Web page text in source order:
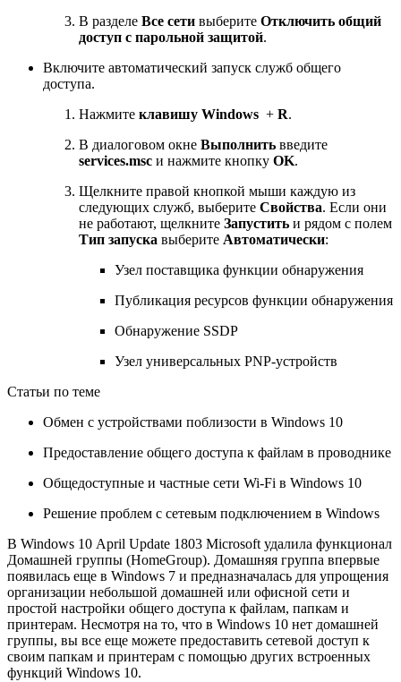
В разделе Все сети выберите Отключить общий
доступ с парольной защитой.
Включите автоматический запуск служб общего
доступа.
Нажмите клавишу Windows + R.
В диалоговом окне Выполнить введите
services.msc и нажмите кнопку OK.
Щелкните правой кнопкой мыши каждую из
следующих служб, выберите Свойства. Если они
не работают, щелкните Запустить и рядом с полем
Тип запуска выберите Автоматически:
Узел поставщика функции обнаружения
Публикация ресурсов функции обнаружения
Обнаружение SSDP
Узел универсальных PNP-устройств
Статьи по теме
Обмен с устройствами поблизости в Windows 10
Предоставление общего доступа к файлам в проводнике
Общедоступные и частные сети Wi-Fi в Windows 10
Решение проблем с сетевым подключением в Windows
В Windows 10 April Update 1803 Microsoft удалила функционал
Домашней группы (HomeGroup). Домашняя группа впервые
появилась еще в Windows 7 и предназначалась для упрощения
организации небольшой домашней или офисной сети и
простой настройки общего доступа к файлам, папкам и
принтерам. Несмотря на то, что в Windows 10 нет домашней
группы, вы все еще можете предоставить сетевой доступ к
своим папкам и принтерам с помощью других встроенных
функций Windows 10.